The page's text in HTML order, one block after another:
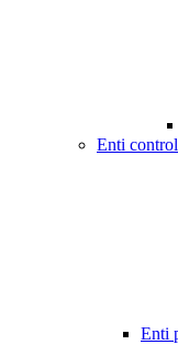
Enti
Enti